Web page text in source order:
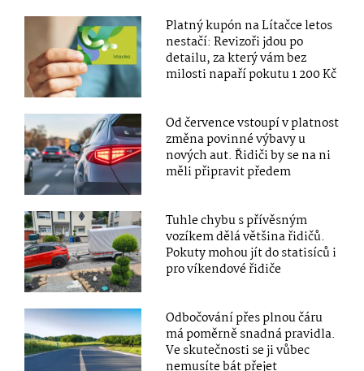
Platný kupón na Lítačce letos
nestačí: Revizoři jdou po
detailu, za který vám bez
milosti napaří pokutu 1 200 Kč
Od července vstoupí v platnost
změna povinné výbavy u
nových aut. Řidiči by se na ni
měli připravit předem
Tuhle chybu s přívěsným
vozíkem dělá většina řidičů.
Pokuty mohou jít do statisíců i
pro víkendové řidiče
Odbočování přes plnou čáru
má poměrně snadná pravidla.
Ve skutečnosti se ji vůbec
nemusíte bát přejet